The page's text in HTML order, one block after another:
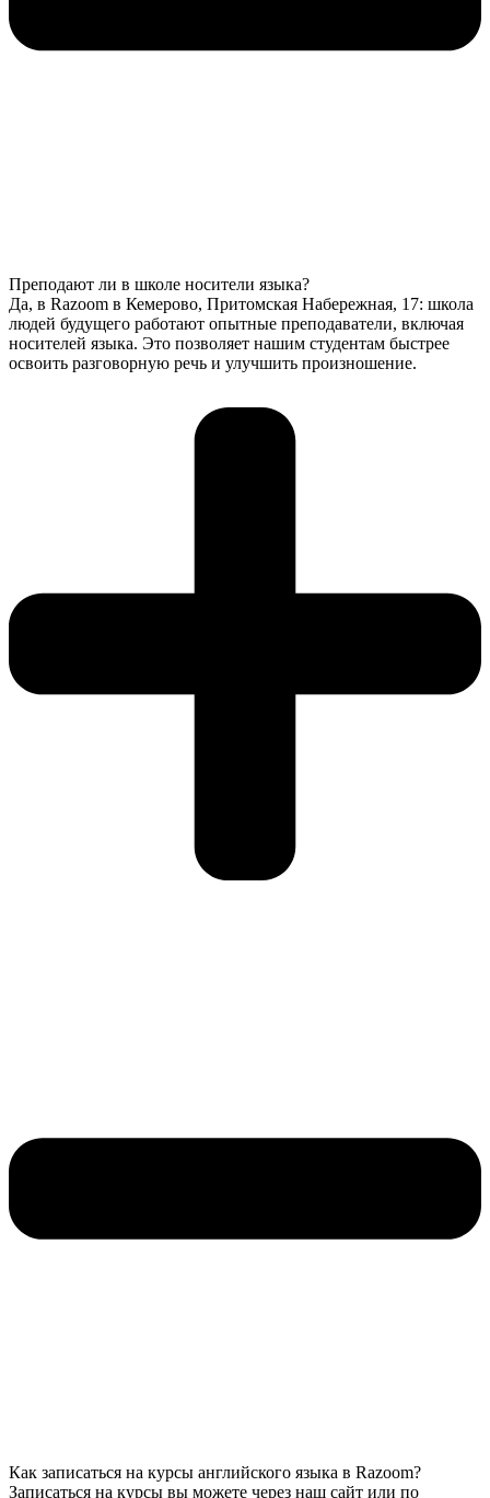
Преподают ли в школе носители языка?
Да, в Razoom в Кемерово, Притомская Набережная, 17: школа
людей будущего работают опытные преподаватели, включая
носителей языка. Это позволяет нашим студентам быстрее
освоить разговорную речь и улучшить произношение.
Как записаться на курсы английского языка в Razoom?
Записаться на курсы вы можете через наш сайт или по